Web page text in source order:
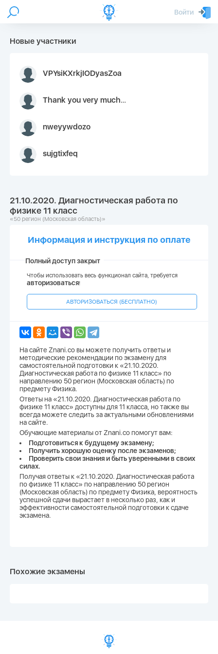
Войти
Новые участники
VPYsiKXrkjIODyasZoa
Thank you very much for your inquiry We appreciate you 9126052 https://youtube.com faceapple !
nweyywdozo
sujgtixfeq
21.10.2020. Диагностическая работа по
физике 11 класс
«50 регион (Московская область)»
Информация и инструкция по оплате
Полный доступ закрыт
Чтобы использовать весь функционал сайта, требуется
авторизоваться!
АВТОРИЗОВАТЬСЯ (БЕСПЛАТНО)
На сайте Znani.co вы можете получить ответы и
методические рекомендации по экзамену для
самостоятельной подготовки к «21.10.2020.
Диагностическая работа по физике 11 класс» по
направлению 50 регион (Московская область) по
предмету Физика.
Ответы на «21.10.2020. Диагностическая работа по
физике 11 класс» доступны для 11 класса, но также вы
всегда можете следить за актуальными обновлениями
на сайте.
Обучающие материалы от Znani.co помогут вам:
Подготовиться к будущему экзамену;
Получить хорошую оценку после экзаменов;
Проверить свои знания и быть уверенными в своих
силах.
Получая ответы к «21.10.2020. Диагностическая работа
по физике 11 класс» по направлению 50 регион
(Московская область) по предмету Физика, вероятность
успешной сдачи вырастает в несколько раз, как и
эффективности самостоятельной подготовки к сдаче
экзамена.
Похожие экзамены